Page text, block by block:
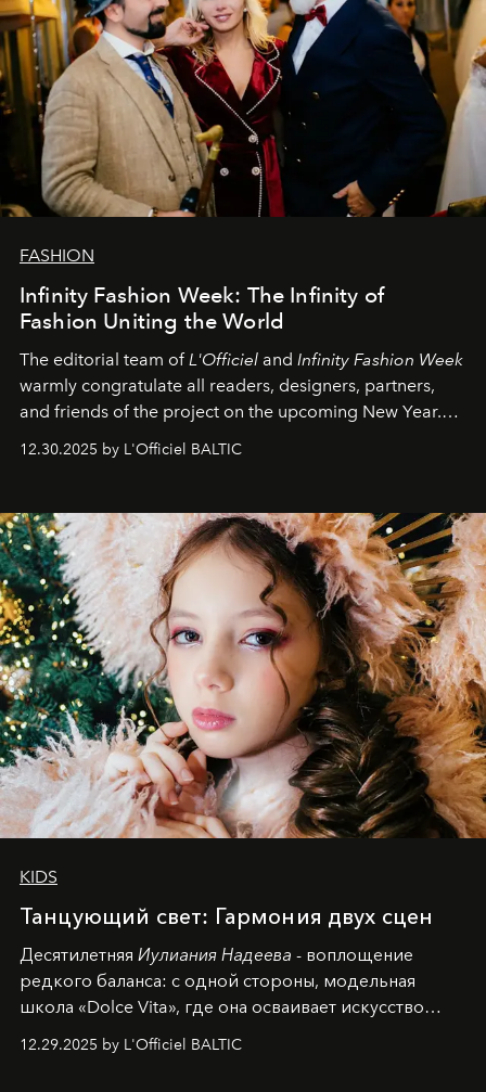
FASHION
Infinity Fashion Week: The Infinity of
Fashion Uniting the World
The editorial team ofL'Officiel and Infinity Fashion Week
warmly congratulate all readers, designers, partners,
and friends of the project on the upcoming New Year.
May 2026 bring growth, inspiration, bold ideas, and new
achievements.
12.30.2025 by L'Officiel BALTIC
KIDS
Танцующий свет: Гармония двух сцен
Десятилетняя Иулиания Надеева - воплощение
редкого баланса: с одной стороны, модельная
школа «Dolce Vita», где она осваивает искусство
позы и образа, с другой - подготовительная
балетная студия при хореографическом училище,
12.29.2025 by L'Officiel BALTIC